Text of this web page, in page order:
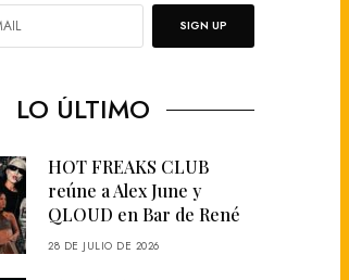
SIGN UP
LO ÚLTIMO
HOT FREAKS CLUB
reúne a Alex June y
QLOUD en Bar de René
28 DE JULIO DE 2026